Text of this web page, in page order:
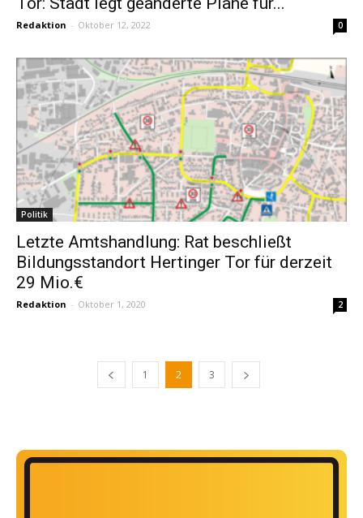
Redaktion - Oktober 12, 2022 0
Politik
Letzte Amtshandlung: Rat beschließt
Bildungsstandort Hertinger Tor für derzeit
29 Mio.€
Redaktion - Oktober 1, 2020 2
1 2 3